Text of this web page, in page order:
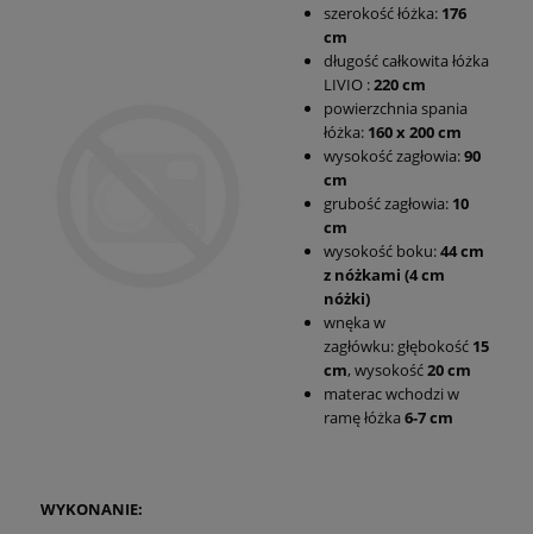
szerokość łóżka: 176
cm
długość całkowita łóżka
LIVIO :220 cm
powierzchnia spania
łóżka: 160 x 200 cm
wysokość zagłowia:90
cm
grubość zagłowia: 10
cm
wysokość boku:44 cm
z nóżkami (4 cm
nóżki)
wnęka w
zagłówku: głębokość 15
cm, wysokość20 cm
materac wchodzi w
ramę łóżka 6-7 cm
WYKONANIE: